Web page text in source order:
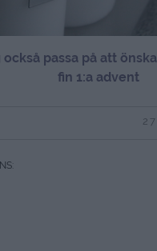
också passa på att
fin 1:a advent